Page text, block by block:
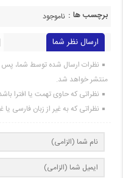
برچسب ها : ناموجود
ارسال نظر شما
نظرات ارسال شده توسط شما، پس
منتشر خواهد شد.
نظراتی که حاوی تهمت یا افترا
نظراتی که به غیر از زبان فارسی